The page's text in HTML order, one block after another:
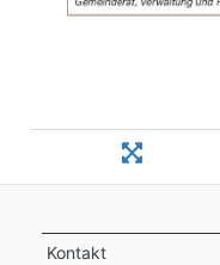
Kontakt